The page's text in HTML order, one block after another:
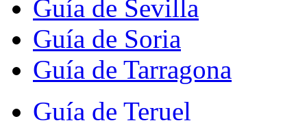
Guía de Sevilla
Guía de Soria
Guía de Tarragona
Guía de Teruel